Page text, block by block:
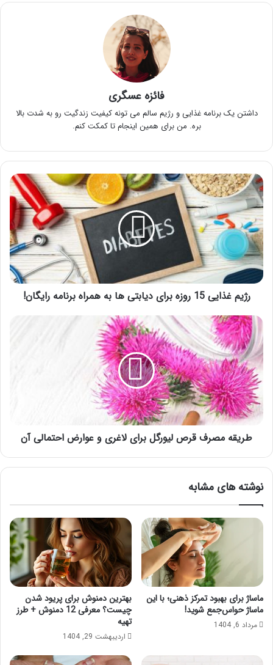
فائزه عسگری
داشتن یک برنامه غذایی و رژیم سالم می تونه کیفیت زندگیت رو به شدت بالا
بره. من برای همین اینجام تا کمکت کنم.
رژیم
غذایی
15
روزه
برای
دیابتی
ها
به
همراه
برنامهرژیم غذایی 15 روزه برای دیابتی ها به همراه برنامه رایگان!
طریقه
مصرف
قرص
لیورگل
برای
لاغری
عوارض
احتمالی
طریقه مصرف قرص لیورگل برای لاغری و عوارض احتمالی آن
نوشته های مشابه
ماساژ برای بهبود تمرکز ذهنی؛ با این
ماساژ حواس‌جمع شوید!
مرداد 6, 1404
بهترین دمنوش برای پریود شدن
چیست؟ معرفی 12 دمنوش + طرز
تهیه
اردیبهشت 29, 1404